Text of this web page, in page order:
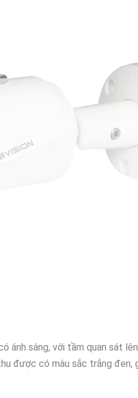
ánh sáng, với tầm quan sát
được có màu sắc trắng đen,